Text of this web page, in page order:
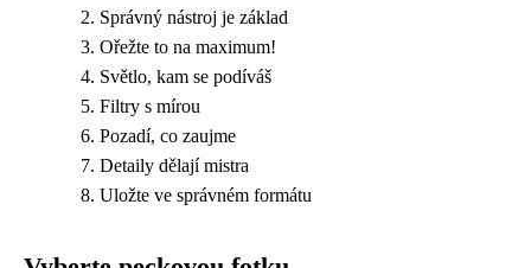
Správný nástroj je základ
Ořežte to na maximum!
Světlo, kam se podíváš
Filtry s mírou
Pozadí, co zaujme
Detaily dělají mistra
Uložte ve správném formátu